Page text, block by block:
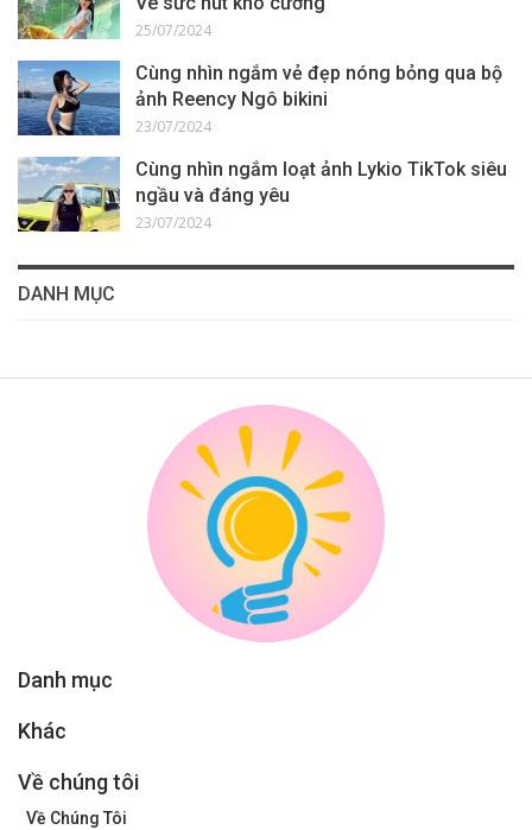
25/07/2024
Cùng nhìn ngắm vẻ đẹp nóng bỏng qua bộ
ảnh Reency Ngô bikini
23/07/2024
Cùng nhìn ngắm loạt ảnh Lykio TikTok siêu
ngầu và đáng yêu
23/07/2024
DANH MỤC
Danh mục
Khác
Về chúng tôi
Về Chúng Tôi